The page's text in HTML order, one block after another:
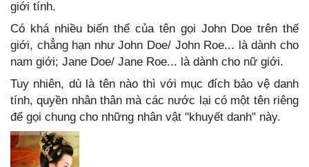
giới tính.
Có khá nhiều biến thể của tên gọi John Doe trên thế
giới, chẳng hạn như John Doe/ John Roe... là dành cho
nam giới; Jane Doe/ Jane Roe... là dành cho nữ giới.
Tuy nhiên, dù là tên nào thì với mục đích bảo vệ danh
tính, quyền nhân thân mà các nước lại có một tên riêng
để gọi chung cho những nhân vật "khuyết danh" này.